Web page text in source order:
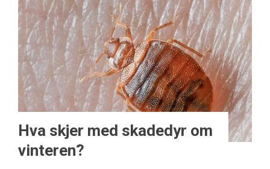
Hva skjer med skadedyr om
vinteren?